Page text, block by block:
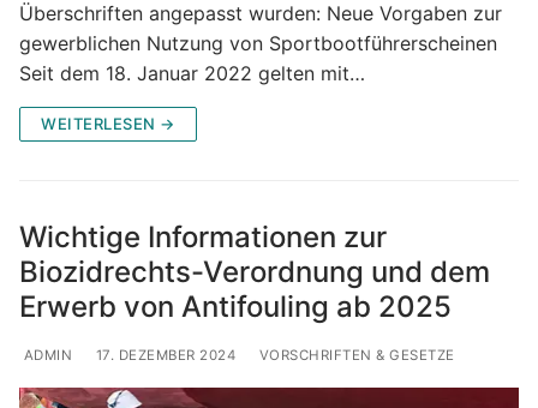
Überschriften angepasst wurden: Neue Vorgaben zur
gewerblichen Nutzung von Sportbootführerscheinen
Seit dem 18. Januar 2022 gelten mit…
WEITERLESEN →
Wichtige Informationen zur
Biozidrechts-Verordnung und dem
Erwerb von Antifouling ab 2025
ADMIN 17. DEZEMBER 2024 VORSCHRIFTEN & GESETZE